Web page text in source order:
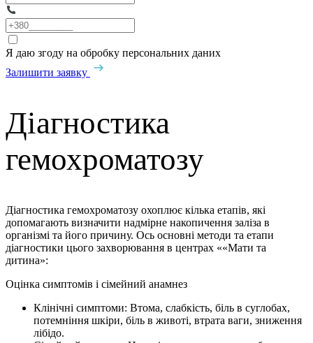
Я даю згоду на обробку персональних даних
Залишити заявку
Діагностика
гемохроматозу
Діагностика гемохроматозу охоплює кілька етапів, які
допомагають визначити надмірне накопичення заліза в
організмі та його причину. Ось основні методи та етапи
діагностики цього захворювання в центрах ««Мати та
дитина»:
Оцінка симптомів і сімейний анамнез
Клінічні симптоми: Втома, слабкість, біль в суглобах,
потемніння шкіри, біль в животі, втрата ваги, зниження
лібідо.